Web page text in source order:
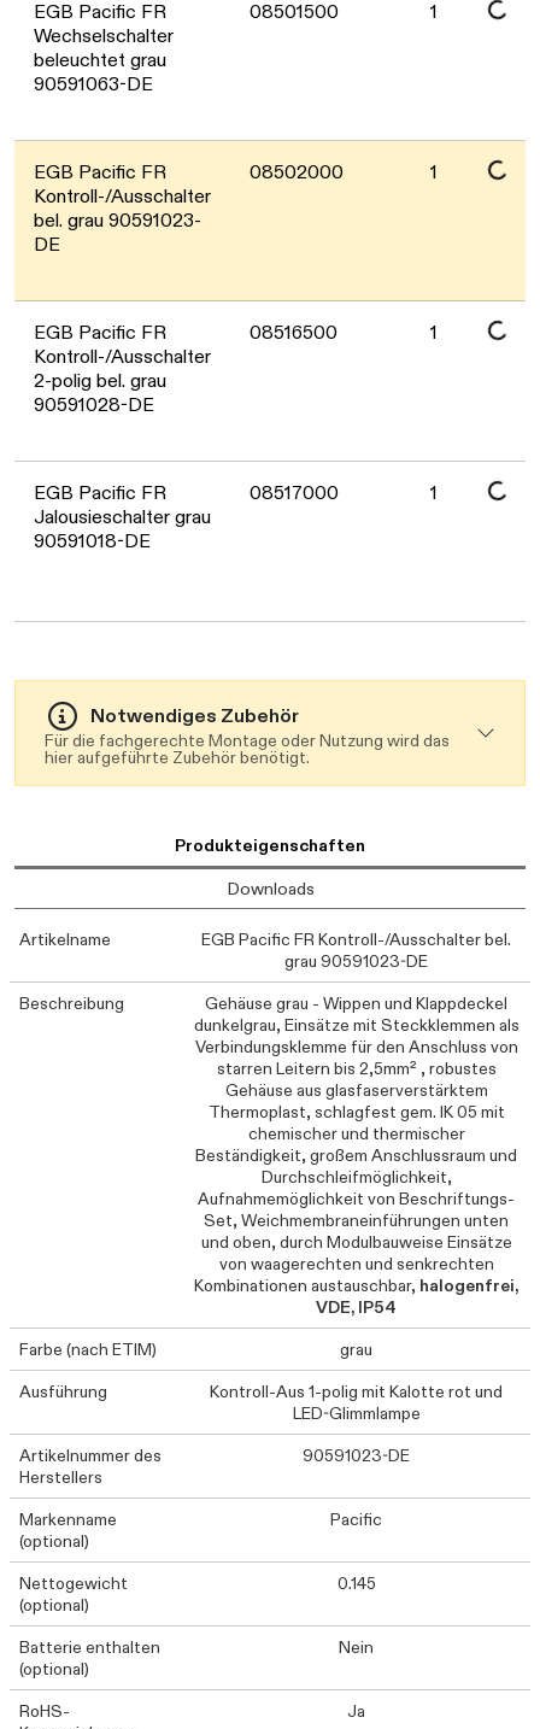
EGB Pacific FR
Wechselschalter
beleuchtet grau
90591063-DE
08501500 1
Daten werden geladen. Bitte warten...
EGB Pacific FR
Kontroll-/Ausschalter
bel. grau 90591023-
DE
08502000 1
Daten werden geladen. Bitte warten...
EGB Pacific FR
Kontroll-/Ausschalter
2-polig bel. grau
90591028-DE
08516500 1
Daten werden geladen. Bitte warten...
EGB Pacific FR
Jalousieschalter grau
90591018-DE
08517000 1
Daten werden geladen. Bitte warten...
Notwendiges Zubehör
Für die fachgerechte Montage oder Nutzung wird das
hier aufgeführte Zubehör benötigt.
Produkteigenschaften
Downloads
Artikelname
EGB Pacific FR Kontroll-/Ausschalter bel.
grau 90591023-DE
Beschreibung
Gehäuse grau - Wippen und Klappdeckel
dunkelgrau, Einsätze mit Steckklemmen als
Verbindungsklemme für den Anschluss von
starren Leitern bis 2,5mm² , robustes
Gehäuse aus glasfaserverstärktem
Thermoplast, schlagfest gem. IK 05 mit
chemischer und thermischer
Beständigkeit, großem Anschlussraum und
Durchschleifmöglichkeit,
Aufnahmemöglichkeit von Beschriftungs-
Set, Weichmembraneinführungen unten
und oben, durch Modulbauweise Einsätze
von waagerechten und senkrechten
Kombinationen austauschbar, halogenfrei,
VDE, IP54
Farbe (nach ETIM)
grau
Ausführung
Kontroll-Aus 1-polig mit Kalotte rot und
LED-Glimmlampe
Artikelnummer des
Herstellers
90591023-DE
Markenname
(optional)
Pacific
Nettogewicht
(optional)
0.145
Batterie enthalten
(optional)
Nein
RoHS-
Ja